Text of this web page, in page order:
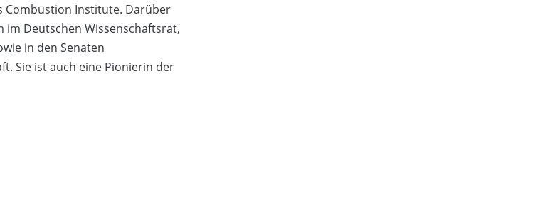
Combustion Institute. Darüber
im Deutschen Wissenschaftsrat,
in den Senaten
Sie ist auch eine Pionierin der